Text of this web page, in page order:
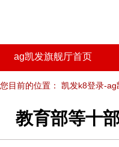
ag凯发旗舰厅首页
您目前的位置： 凯发k8登录-ag
教育部等十